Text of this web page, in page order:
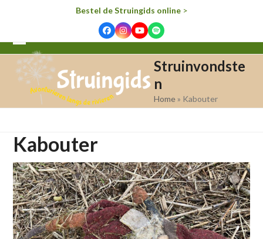
Bestel de Struingids online>
FacebookInstagram
YouTube
Spotify
Open
mobile
menu
Close
mobile
menu
Struinvondste
n
Home » Kabouter
Kabouter